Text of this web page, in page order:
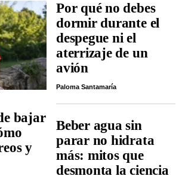
bajar
y
Por qué no debes
dormir durante el
despegue ni el
aterrizaje de un
avión
Paloma Santamaría
Beber agua sin
parar no hidrata
más: mitos que
desmonta la ciencia